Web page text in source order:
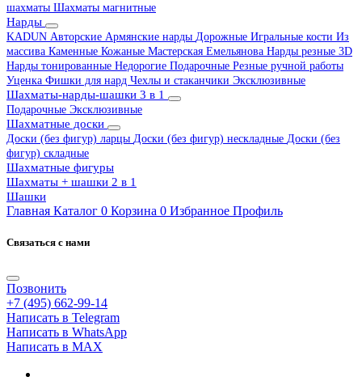
шахматы Шахматы магнитные
Нарды
KADUN Авторские Армянские нарды Дорожные Игральные кости Из
массива Каменные Кожаные Мастерская Емельянова Нарды резные 3D
Нарды тонированные Недорогие Подарочные Резные ручной работы
Уценка Фишки для нард Чехлы и стаканчики Эксклюзивные
Шахматы-нарды-шашки 3 в 1
Подарочные Эксклюзивные
Шахматные доски
Доски (без фигур) ларцы Доски (без фигур) нескладные Доски (без
фигур) складные
Шахматные фигуры
Шахматы + шашки 2 в 1
Шашки
Главная Каталог 0 Корзина 0 Избранное Профиль
Связаться с нами
Позвонить
+7 (495) 662-99-14
Написать в Telegram
Написать в WhatsApp
Написать в MAX